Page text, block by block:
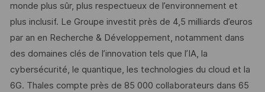
monde plus sûr, plus respectueux de l’environnement et
plus inclusif. Le Groupe investit près de 4,5 milliards d’euros
par an en Recherche & Développement, notamment dans
des domaines clés de l’innovation tels que l’IA, la
cybersécurité, le quantique, les technologies du cloud et la
6G. Thales compte près de 85 000 collaborateurs dans 65